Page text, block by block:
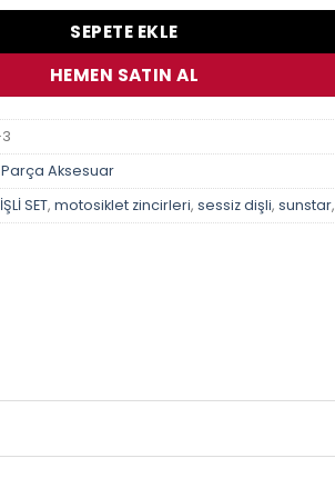
SEPETE EKLE
HEMEN SATIN AL
Aksesuar
SET, motosiklet zincirleri, sessiz dişli, sunstar,